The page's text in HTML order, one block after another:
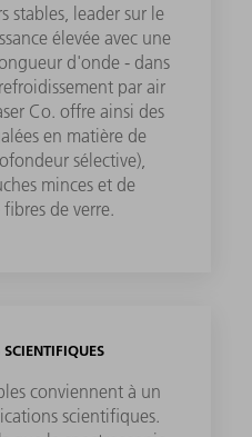
stables, leader sur le
élevée avec une
d'onde - dans
par air
Co. offre ainsi des
en matière de
sélective),
minces et de
de verre.
conviennent à un
scientifiques.